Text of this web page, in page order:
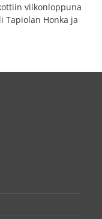
viikonloppuna
Tapiolan Honka ja